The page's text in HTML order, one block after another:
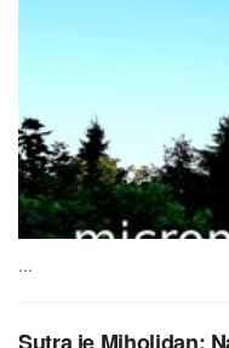
...